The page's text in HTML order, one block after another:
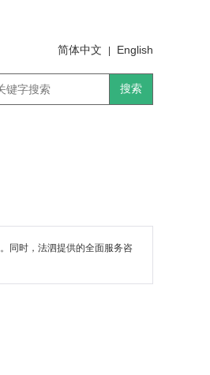
简体中文 English
搜索
同时，法泗提供的全面服务咨